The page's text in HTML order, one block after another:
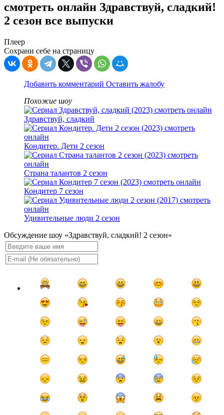
смотреть онлайн Здравствуй, сладкий!
2 сезон все выпуски
Плеер
Сохрани себе на страницу
Добавить комментарий Оставить жалобу
Похожие шоу
Здравствуй, сладкий
Кондитер. Дети 2 сезон
Страна талантов 2 сезон
Кондитер 7 сезон
Удивительные люди 2 сезон
Обсуждение шоу «Здравствуй, сладкий! 2 сезон»